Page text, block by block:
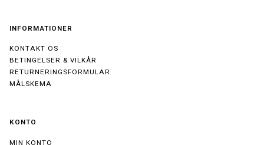
INFORMATIONER
KONTAKT OS
BETINGELSER & VILKÅR
RETURNERINGSFORMULAR
MÅLSKEMA
KONTO
MIN KONTO